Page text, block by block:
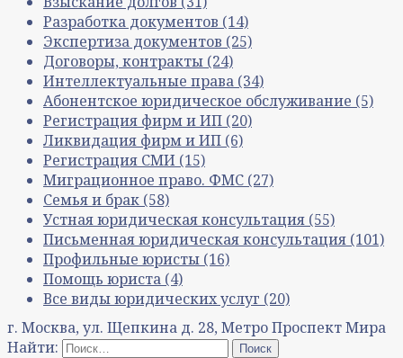
Разработка документов (14)
Экспертиза документов (25)
Договоры, контракты (24)
Интеллектуальные права (34)
Абонентское юридическое обслуживание (5)
Регистрация фирм и ИП (20)
Ликвидация фирм и ИП (6)
Регистрация СМИ (15)
Миграционное право. ФМС (27)
Семья и брак (58)
Устная юридическая консультация (55)
Письменная юридическая консультация (101)
Профильные юристы (16)
Помощь юриста (4)
Все виды юридических услуг (20)
г. Москва, ул. Щепкина д. 28, Метро Проспект Мира
Найти: